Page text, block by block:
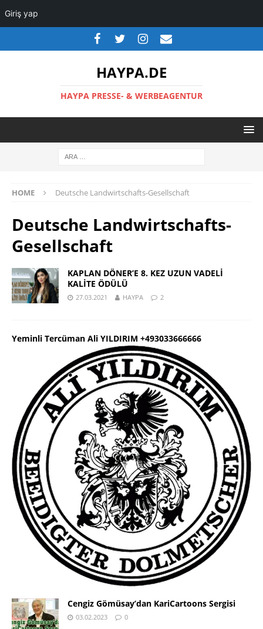
HAYPA.DE
HAYPA PRESSE- & WERBEAGENTUR
HOME Deutsche Landwirtschafts-Gesellschaft
Deutsche Landwirtschafts-
Gesellschaft
KAPLAN DÖNER’E 8. KEZ UZUN VADELİ
KALİTE ÖDÜLÜ
27.03.2021 HAYPA 2
Yeminli Tercüman Ali YILDIRIM +493033666666
Cengiz Gömüsay’dan KariCartoons Sergisi
03.02.2023 0
Giriş yap